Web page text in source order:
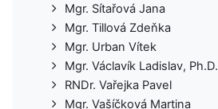
Mgr. Sítařová Jana
Mgr. Tillová Zdeňka
Mgr. Urban Vítek
Mgr. Václavík Ladislav, Ph.D.
RNDr. Vařejka Pavel
Mgr. Vašíčková Martina